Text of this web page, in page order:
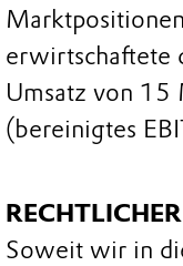
erwirtschaftete
Umsatz von 15
(bereinigtes
Soweit wir in